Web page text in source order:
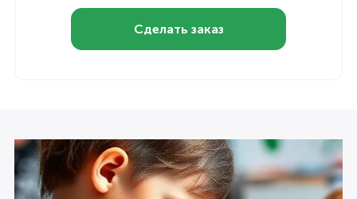
Сделать заказ